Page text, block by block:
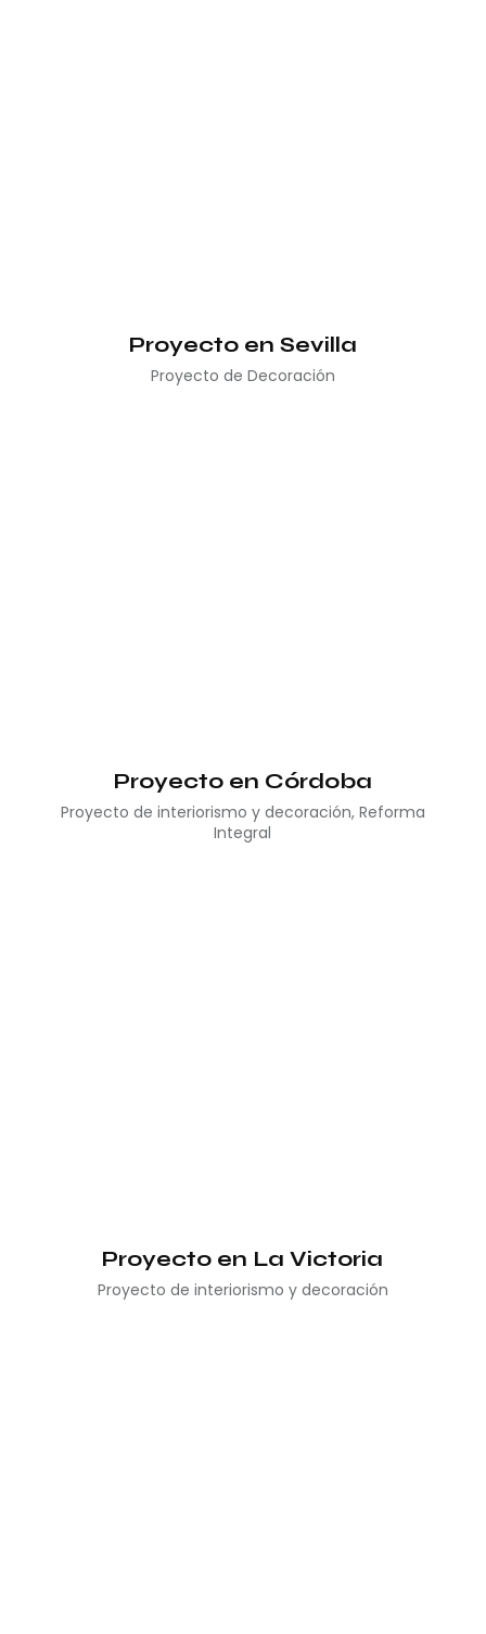
Proyecto en Sevilla
Proyecto de Decoración
Proyecto en Córdoba
Proyecto de interiorismo y decoración, Reforma
Integral
Proyecto en La Victoria
Proyecto de interiorismo y decoración